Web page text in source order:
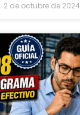
2 de octubre de 2024